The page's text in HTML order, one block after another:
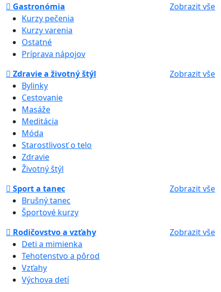
Gastronómia
Zobrazit vše
Kurzy pečenia
Kurzy varenia
Ostatné
Príprava nápojov
Zdravie a životný štýl
Zobrazit vše
Bylinky
Cestovanie
Masáže
Meditácia
Móda
Starostlivosť o telo
Zdravie
Životný štýl
Sport a tanec
Zobrazit vše
Brušný tanec
Športové kurzy
Rodičovstvo a vzťahy
Zobrazit vše
Deti a mimienka
Tehotenstvo a pôrod
Vzťahy
Výchova detí